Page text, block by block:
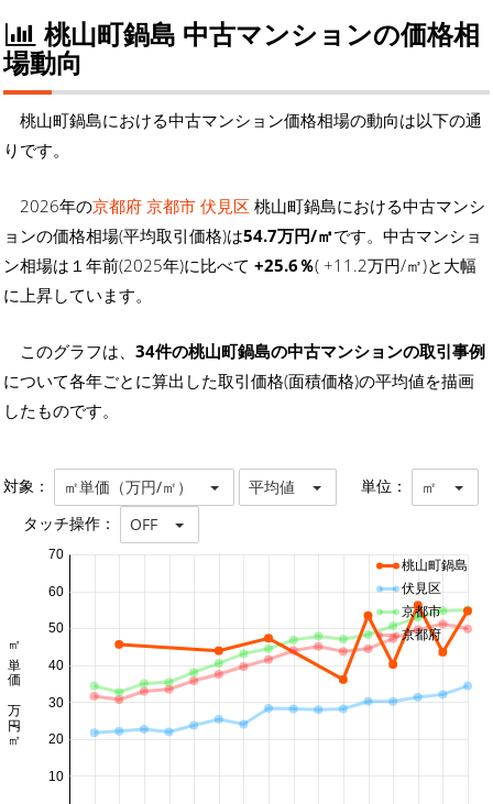
桃山町鍋島 中古マンションの価格相
場動向
桃山町鍋島における中古マンション価格相場の動向は以下の通
りです。
2026年の京都府 京都市 伏見区 桃山町鍋島における中古マンシ
ョンの価格相場(平均取引価格)は54.7万円/㎡です。中古マンショ
ン相場は１年前(2025年)に比べて +25.6％( +11.2万円/㎡)と大幅
に上昇しています。
このグラフは、 34件の桃山町鍋島の中古マンションの取引事例
について各年ごとに算出した取引価格(面積価格)の平均値を描画
したものです。
対象： ㎡単価（万円/㎡） 平均値 単位： ㎡
タッチ操作： OFF
10
20
30
40
50
60
70
㎡単価 万円/㎡
桃山町鍋島
伏見区
京都市
京都府